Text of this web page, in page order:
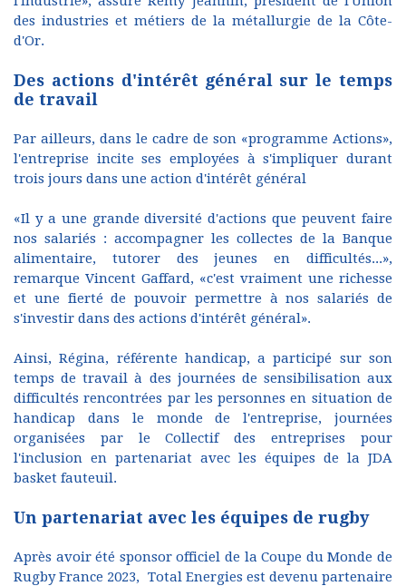
des industries et métiers de la métallurgie de la Côte-
d'Or.
Des actions d'intérêt général sur le temps
de travail
Par ailleurs, dans le cadre de son «programme Actions»,
l'entreprise incite ses employées à s'impliquer durant
trois jours dans une action d'intérêt général
«Il y a une grande diversité d'actions que peuvent faire
nos salariés : accompagner les collectes de la Banque
alimentaire, tutorer des jeunes en difficultés...»,
remarque Vincent Gaffard, «c'est vraiment une richesse
et une fierté de pouvoir permettre à nos salariés de
s'investir dans des actions d'intérêt général».
Ainsi, Régina, référente handicap, a participé sur son
temps de travail à des journées de sensibilisation aux
difficultés rencontrées par les personnes en situation de
handicap dans le monde de l'entreprise, journées
organisées par le Collectif des entreprises pour
l'inclusion en partenariat avec les équipes de la JDA
basket fauteuil.
Un partenariat avec les équipes de rugby
Après avoir été sponsor officiel de la Coupe du Monde de
Rugby France 2023, Total Energies est devenu partenaire